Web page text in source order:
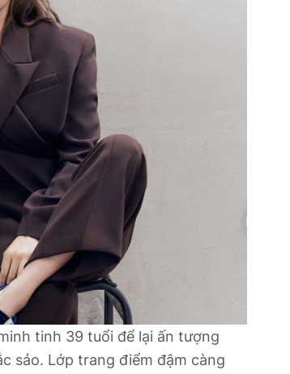
tinh 39 tuổi để lại ấn tượng
sảo. Lớp trang điểm đậm càng